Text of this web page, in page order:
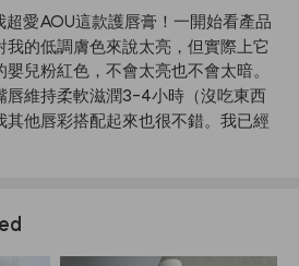
超愛AOU這款護唇膏！一開始看產品
的低調膚色來說太亮，但實際上它
兒粉紅色，不會太亮也不會太暗。
唇維持柔軟滋潤3-4小時（沒吃東西
他唇彩搭配起來也很不錯。我已經